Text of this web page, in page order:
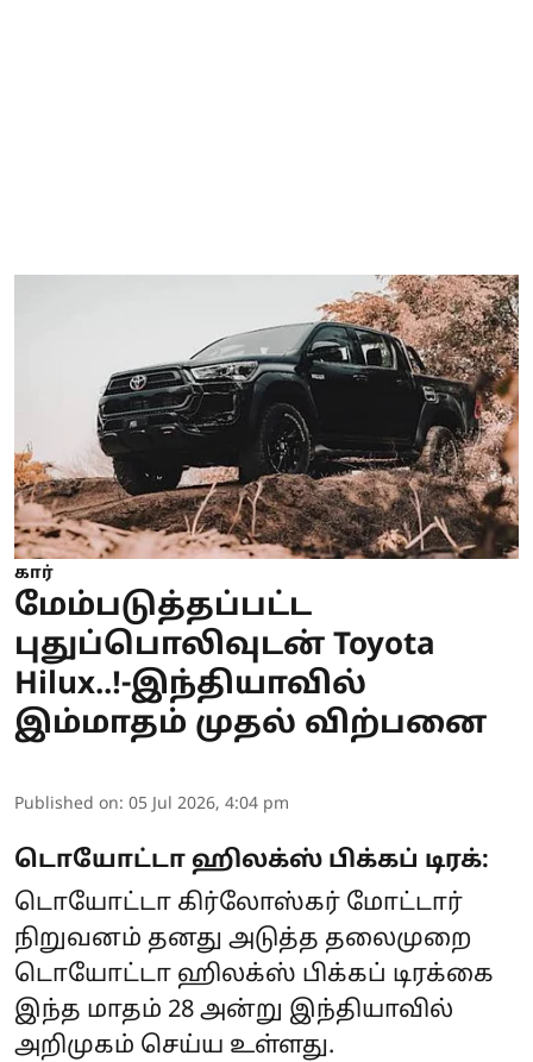
கார்
மேம்படுத்தப்பட்ட
புதுப்பொலிவுடன் Toyota
Hilux..!-இந்தியாவில்
இம்மாதம் முதல் விற்பனை
Published on: 05 Jul 2026, 4:04 pm
டொயோட்டா ஹிலக்ஸ் பிக்கப் டிரக்:
டொயோட்டா கிர்லோஸ்கர் மோட்டார்
நிறுவனம் தனது அடுத்த தலைமுறை
டொயோட்டா ஹிலக்ஸ் பிக்கப் டிரக்கை
இந்த மாதம் 28 அன்று இந்தியாவில்
அறிமுகம் செய்ய உள்ளது.